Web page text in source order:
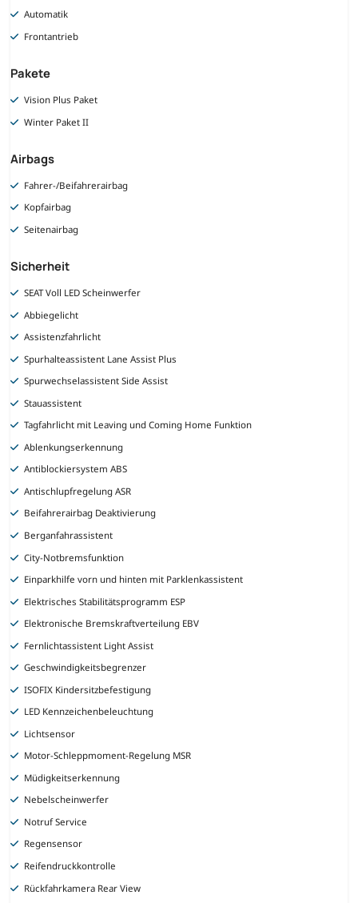
Automatik
Frontantrieb
Pakete
Vision Plus Paket
Winter Paket II
Airbags
Fahrer-/Beifahrerairbag
Kopfairbag
Seitenairbag
Sicherheit
SEAT Voll LED Scheinwerfer
Abbiegelicht
Assistenzfahrlicht
Spurhalteassistent Lane Assist Plus
Spurwechselassistent Side Assist
Stauassistent
Tagfahrlicht mit Leaving und Coming Home Funktion
Ablenkungserkennung
Antiblockiersystem ABS
Antischlupfregelung ASR
Beifahrerairbag Deaktivierung
Berganfahrassistent
City-Notbremsfunktion
Einparkhilfe vorn und hinten mit Parklenkassistent
Elektrisches Stabilitätsprogramm ESP
Elektronische Bremskraftverteilung EBV
Fernlichtassistent Light Assist
Geschwindigkeitsbegrenzer
ISOFIX Kindersitzbefestigung
LED Kennzeichenbeleuchtung
Lichtsensor
Motor-Schleppmoment-Regelung MSR
Müdigkeitserkennung
Nebelscheinwerfer
Notruf Service
Regensensor
Reifendruckkontrolle
Rückfahrkamera Rear View